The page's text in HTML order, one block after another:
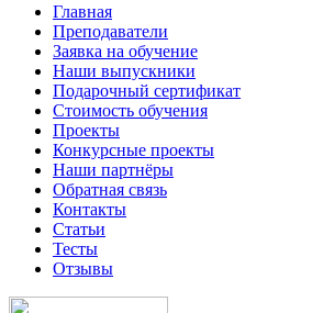
Главная
Преподаватели
Заявка на обучение
Наши выпускники
Подарочный сертификат
Стоимость обучения
Проекты
Конкурсные проекты
Наши партнёры
Обратная связь
Контакты
Статьи
Тесты
Отзывы